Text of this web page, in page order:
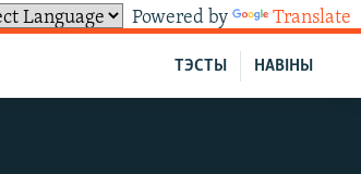
Powered by Translate
НАВІНЫ
ТЭСТЫ